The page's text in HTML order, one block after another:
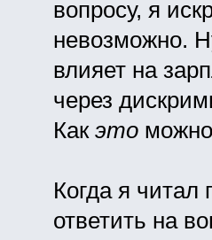
вопросу, я
невозможно.
влияет на
через
Как этоможно
Когда я читал
ответить на